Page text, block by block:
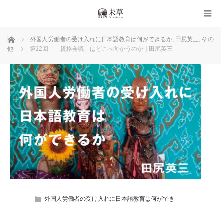
ホーム 外国人労働者の受け入れに日本語教育は何ができるか, 田尻英三, その
他
第22回 「資格会議」はどこへ向かうのか｜田尻英三
外国人労働者の受け入れに日本語教育は何ができ